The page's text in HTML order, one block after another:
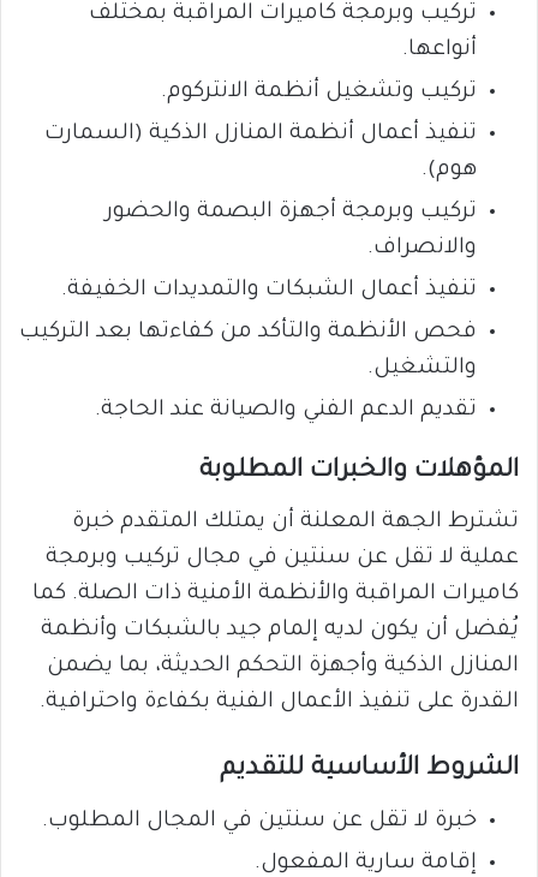
تركيب وبرمجة كاميرات المراقبة بمختلف
أنواعها.
تركيب وتشغيل أنظمة الانتركوم.
تنفيذ أعمال أنظمة المنازل الذكية (السمارت
هوم).
تركيب وبرمجة أجهزة البصمة والحضور
والانصراف.
تنفيذ أعمال الشبكات والتمديدات الخفيفة.
فحص الأنظمة والتأكد من كفاءتها بعد التركيب
والتشغيل.
تقديم الدعم الفني والصيانة عند الحاجة.
المؤهلات والخبرات المطلوبة
تشترط الجهة المعلنة أن يمتلك المتقدم خبرة
عملية لا تقل عن سنتين في مجال تركيب وبرمجة
كاميرات المراقبة والأنظمة الأمنية ذات الصلة. كما
يُفضل أن يكون لديه إلمام جيد بالشبكات وأنظمة
المنازل الذكية وأجهزة التحكم الحديثة، بما يضمن
القدرة على تنفيذ الأعمال الفنية بكفاءة واحترافية.
الشروط الأساسية للتقديم
خبرة لا تقل عن سنتين في المجال المطلوب.
إقامة سارية المفعول.